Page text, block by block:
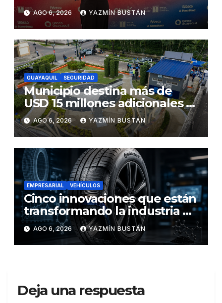
influyentes del Ecuador
AGO 6, 2026 YAZMÍN BUSTÁN
GUAYAQUIL SEGURIDAD
Municipio destina más de
USD 15 millones adicionales a
SEGURA EP para fortalecer la
seguridad ciudadana
AGO 6, 2026 YAZMÍN BUSTÁN
EMPRESARIAL VEHÍCULOS
Cinco innovaciones que están
transformando la industria de
los neumáticos y redefinen el
futuro de la movilidad
AGO 6, 2026 YAZMÍN BUSTÁN
Deja una respuesta